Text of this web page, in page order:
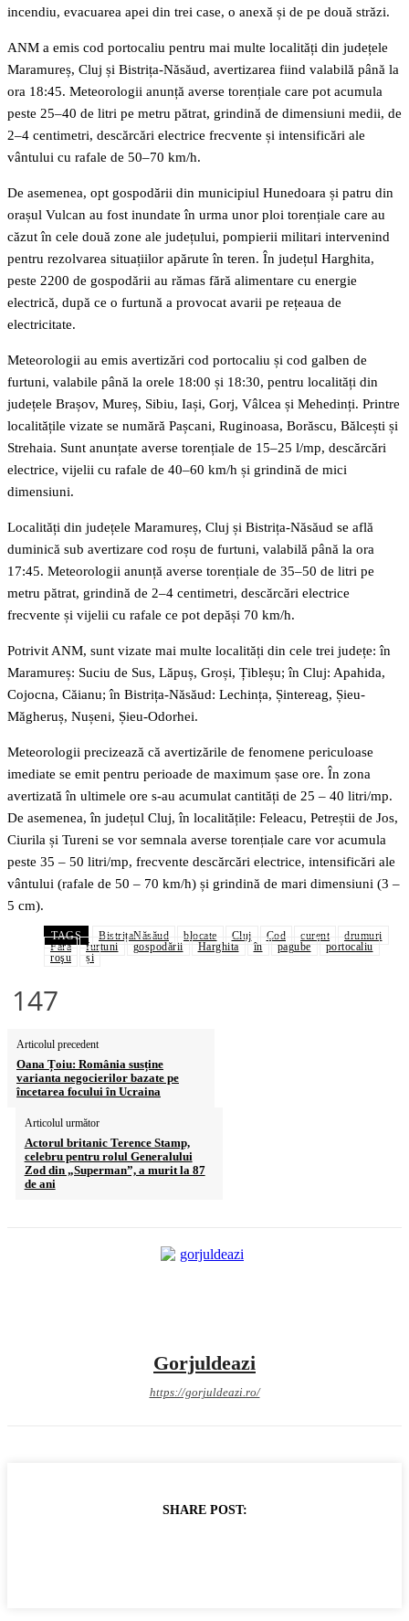
incendiu, evacuarea apei din trei case, o anexă și de pe două străzi.
ANM a emis cod portocaliu pentru mai multe localități din județele
Maramureș, Cluj și Bistrița-Năsăud, avertizarea fiind valabilă până la
ora 18:45. Meteorologii anunță averse torențiale care pot acumula
peste 25–40 de litri pe metru pătrat, grindină de dimensiuni medii, de
2–4 centimetri, descărcări electrice frecvente și intensificări ale
vântului cu rafale de 50–70 km/h.
De asemenea, opt gospodării din municipiul Hunedoara și patru din
orașul Vulcan au fost inundate în urma unor ploi torențiale care au
căzut în cele două zone ale județului, pompierii militari intervenind
pentru rezolvarea situațiilor apărute în teren. În județul Harghita,
peste 2200 de gospodării au rămas fără alimentare cu energie
electrică, după ce o furtună a provocat avarii pe rețeaua de
electricitate.
Meteorologii au emis avertizări cod portocaliu și cod galben de
furtuni, valabile până la orele 18:00 și 18:30, pentru localități din
județele Brașov, Mureș, Sibiu, Iași, Gorj, Vâlcea și Mehedinți. Printre
localitățile vizate se numără Pașcani, Ruginoasa, Borăscu, Bălcești și
Strehaia. Sunt anunțate averse torențiale de 15–25 l/mp, descărcări
electrice, vijelii cu rafale de 40–60 km/h și grindină de mici
dimensiuni.
Localități din județele Maramureș, Cluj și Bistrița-Năsăud se află
duminică sub avertizare cod roșu de furtuni, valabilă până la ora
17:45. Meteorologii anunță averse torențiale de 35–50 de litri pe
metru pătrat, grindină de 2–4 centimetri, descărcări electrice
frecvente și vijelii cu rafale ce pot depăși 70 km/h.
Potrivit ANM, sunt vizate mai multe localități din cele trei județe: în
Maramureș: Suciu de Sus, Lăpuș, Groși, Țibleșu; în Cluj: Apahida,
Cojocna, Căianu; în Bistrița-Năsăud: Lechința, Șintereag, Șieu-
Măgheruș, Nușeni, Șieu-Odorhei.
Meteorologii precizează că avertizările de fenomene periculoase
imediate se emit pentru perioade de maximum șase ore. În zona
avertizată în ultimele ore s-au acumulat cantități de 25 – 40 litri/mp.
De asemenea, în județul Cluj, în localitățile: Feleacu, Petreștii de Jos,
Ciurila și Tureni se vor semnala averse torențiale care vor acumula
peste 35 – 50 litri/mp, frecvente descărcări electrice, intensificări ale
vântului (rafale de 50 – 70 km/h) și grindină de mari dimensiuni (3 –
5 cm).
TAGS BistrițaNăsăud blocate Cluj Cod curent
drumuri
Fără
furtuni gospodării Harghita în pagube
portocaliu
roşu
și
147
Articolul precedent
Oana Țoiu: România susține
varianta negocierilor bazate pe
încetarea focului în Ucraina
Articolul următor
Actorul britanic Terence Stamp,
celebru pentru rolul Generalului
Zod din „Superman”, a murit la 87
de ani
Gorjuldeazi
https://gorjuldeazi.ro/
SHARE POST: